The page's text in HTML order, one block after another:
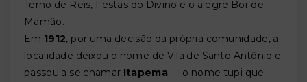
Terno de Reis, Festas do Divino e o alegre Boi-de-
Mamão.
Em 1912, por uma decisão da própria comunidade, a
localidade deixou o nome de Vila de Santo Antônio e
passou a se chamar Itapema — o nome tupi que